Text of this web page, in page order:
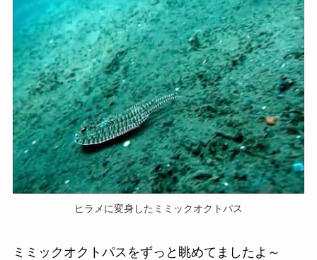
ヒラメに変身したミミックオクトパス
ミミックオクトパスをずっと眺めてましたよ～